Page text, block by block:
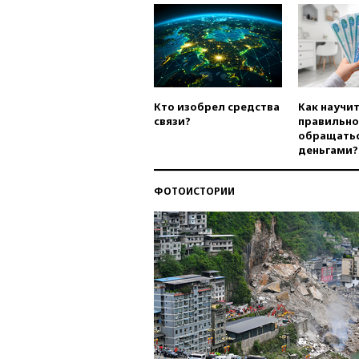
Кто изобрел средства
связи?
Как
правильно
деньгами?
ФОТОИСТОРИИ